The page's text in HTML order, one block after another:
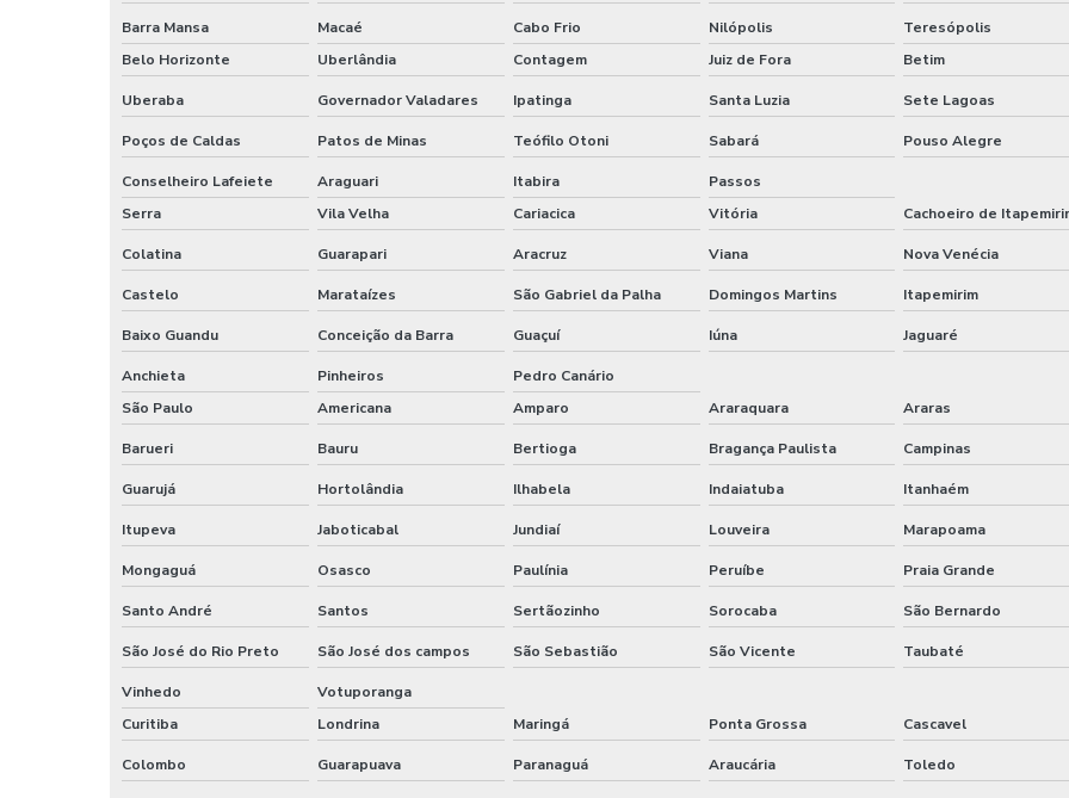
Barra Mansa Macaé Cabo Frio Nilópolis Teresópolis
Belo Horizonte
Uberlândia Contagem Juiz de Fora Betim
Uberaba Governador Valadares Ipatinga Santa Luzia Sete Lagoas
Poços de Caldas Patos de Minas Teófilo Otoni Sabará Pouso Alegre
Conselheiro Lafeiete Araguari Itabira
Passos
Serra
Vila Velha Cariacica Vitória Cachoeiro de
Colatina Guarapari Aracruz Viana Nova Venécia
Castelo Marataízes São Gabriel da Palha Domingos Martins Itapemirim
Baixo Guandu Conceição da Barra Guaçuí Iúna Jaguaré
Anchieta Pinheiros
Pedro Canário
São Paulo
Americana Amparo Araraquara Araras
Barueri Bauru Bertioga Bragança Paulista Campinas
Guarujá Hortolândia Ilhabela Indaiatuba Itanhaém
Itupeva Jaboticabal Jundiaí Louveira Marapoama
Mongaguá Osasco Paulínia Peruíbe Praia Grande
Santo André Santos Sertãozinho Sorocaba São Bernardo
São José do Rio Preto São José dos campos São Sebastião São Vicente Taubaté
Vinhedo
Votuporanga
Curitiba
Londrina Maringá Ponta Grossa Cascavel
Colombo Guarapuava Paranaguá Araucária Toledo